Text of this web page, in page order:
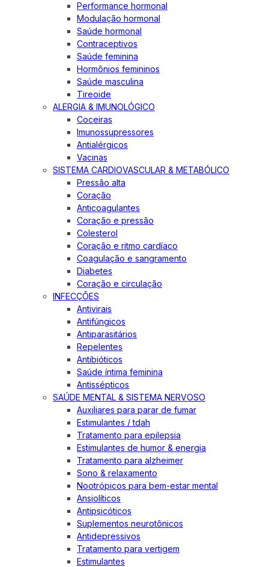
Performance hormonal
Modulação hormonal
Saúde hormonal
Contraceptivos
Saúde feminina
Hormônios femininos
Saúde masculina
Tireoide
ALERGIA & IMUNOLÓGICO
Coceiras
Imunossupressores
Antialérgicos
Vacinas
SISTEMA CARDIOVASCULAR & METABÓLICO
Pressão alta
Coração
Anticoagulantes
Coração e pressão
Colesterol
Coração e ritmo cardíaco
Coagulação e sangramento
Diabetes
Coração e circulação
INFECÇÕES
Antivirais
Antifúngicos
Antiparasitários
Repelentes
Antibióticos
Saúde íntima feminina
Antissépticos
SAÚDE MENTAL & SISTEMA NERVOSO
Auxiliares para parar de fumar
Estimulantes / tdah
Tratamento para epilepsia
Estimulantes de humor & energia
Tratamento para alzheimer
Sono & relaxamento
Nootrópicos para bem-estar mental
Ansiolíticos
Antipsicóticos
Suplementos neurotônicos
Antidepressivos
Tratamento para vertigem
Estimulantes